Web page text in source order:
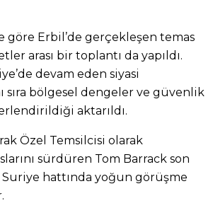
göre Erbil’de gerçekleşen temas
arası bir toplantı da yapıldı.
devam eden siyasi
sıra bölgesel dengeler ve güvenlik
aktarıldı.
Özel Temsilcisi olarak
sürdüren Tom Barrack son
hattında yoğun görüşme